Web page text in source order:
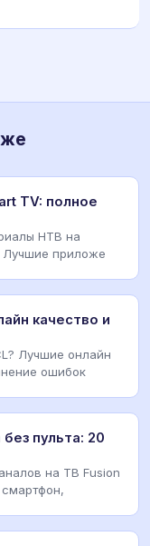
TV: полное
НТВ на
Лучшие приложе
качество и
Лучшие онлайн
ошибок
пульта: 20
на ТВ Fusion
смартфон,